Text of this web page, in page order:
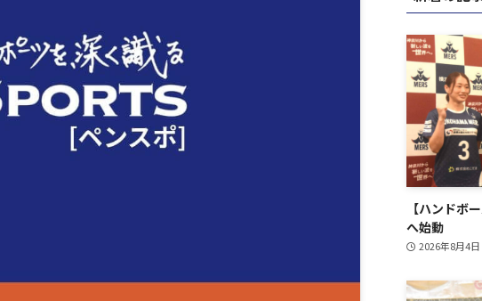
【ハンドボ
へ始動
2026年8月4日